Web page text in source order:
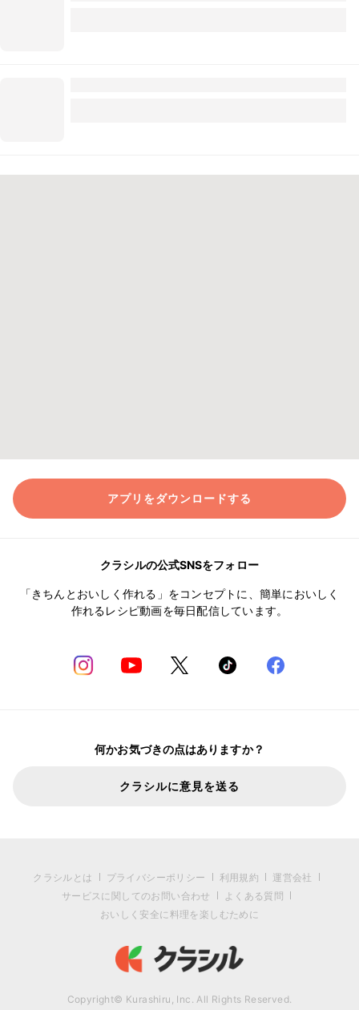
アプリをダウンロードする
クラシルの公式SNSをフォロー
「きちんとおいしく作れる」をコンセプトに、簡単においしく
作れるレシピ動画を毎日配信しています。
何かお気づきの点はありますか？
クラシルに意見を送る
クラシルとは プライバシーポリシー 利用規約
運営会社
サービスに関してのお問い合わせ
よくある質問
おいしく安全に料理を楽しむために
Copyright© Kurashiru, Inc. All Rights Reserved.